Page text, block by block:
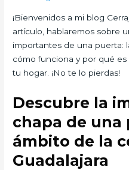
¡Bienvenidos a mi blog
artículo, hablaremos sobre
importantes de una puerta:
cómo funciona y por qué
tu hogar. ¡No te lo pierdas!
Descubre la
chapa de una
ámbito de la
Guadalajara